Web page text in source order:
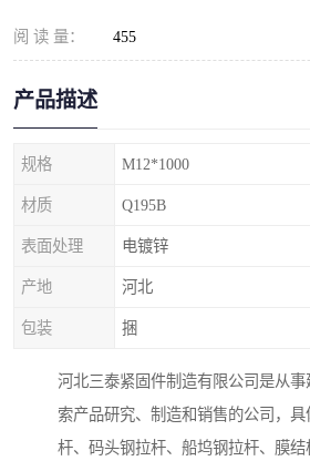
阅 读 量： 455
产品描述
规格 M12*1000
材质 Q195B
表面处理 电镀锌
产地 河北
包装 捆
河北三泰紧固件制造有限公司是从
索产品研究、制造和销售的公司，
杆、码头钢拉杆、船坞钢拉杆、膜